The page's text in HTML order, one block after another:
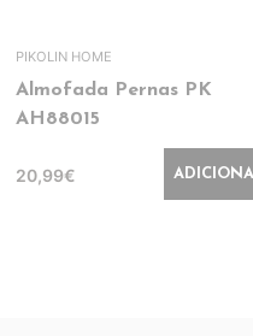
PIKOLIN HOME
Almofada Pernas PK
AH88015
20,99€